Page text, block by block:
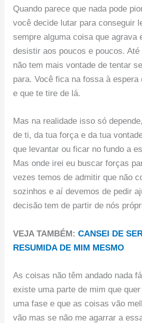
Quando parece que nada pode
você decide lutar para conseguir
sempre alguma coisa que agrava
desistir aos poucos e poucos.
não tem mais vontade de tentar
para. Você fica na fossa à espera
e que te tire de lá.
Mas na realidade isso só
de ti, da tua força e da tua
que levantar ou ficar no fundo a
Mas onde irei eu buscar forças
vezes temos de admitir que não
sozinhos e aí devemos de pedir
decisão tem de partir de nós
VEJA TAMBÉM:CANSEI DE
RESUMIDA DE MIM MESMO
As coisas não têm andado nada
existe uma parte de mim que
uma fase e que as coisas vão
vão mas se não me agarrar a